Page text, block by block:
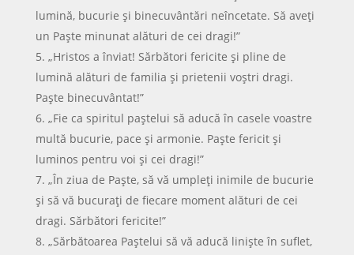
lumină, bucurie și binecuvântări neîncetate. Să aveți
un Paște minunat alături de cei dragi!”
„Hristos a înviat! Sărbători fericite și pline de
lumină alături de familia și prietenii voștri dragi.
Paște binecuvântat!”
„Fie ca spiritul paștelui să aducă în casele voastre
multă bucurie, pace și armonie. Paște fericit și
luminos pentru voi și cei dragi!”
„În ziua de Paște, să vă umpleți inimile de bucurie
și să vă bucurați de fiecare moment alături de cei
dragi. Sărbători fericite!”
„Sărbătoarea Paștelui să vă aducă liniște în suflet,